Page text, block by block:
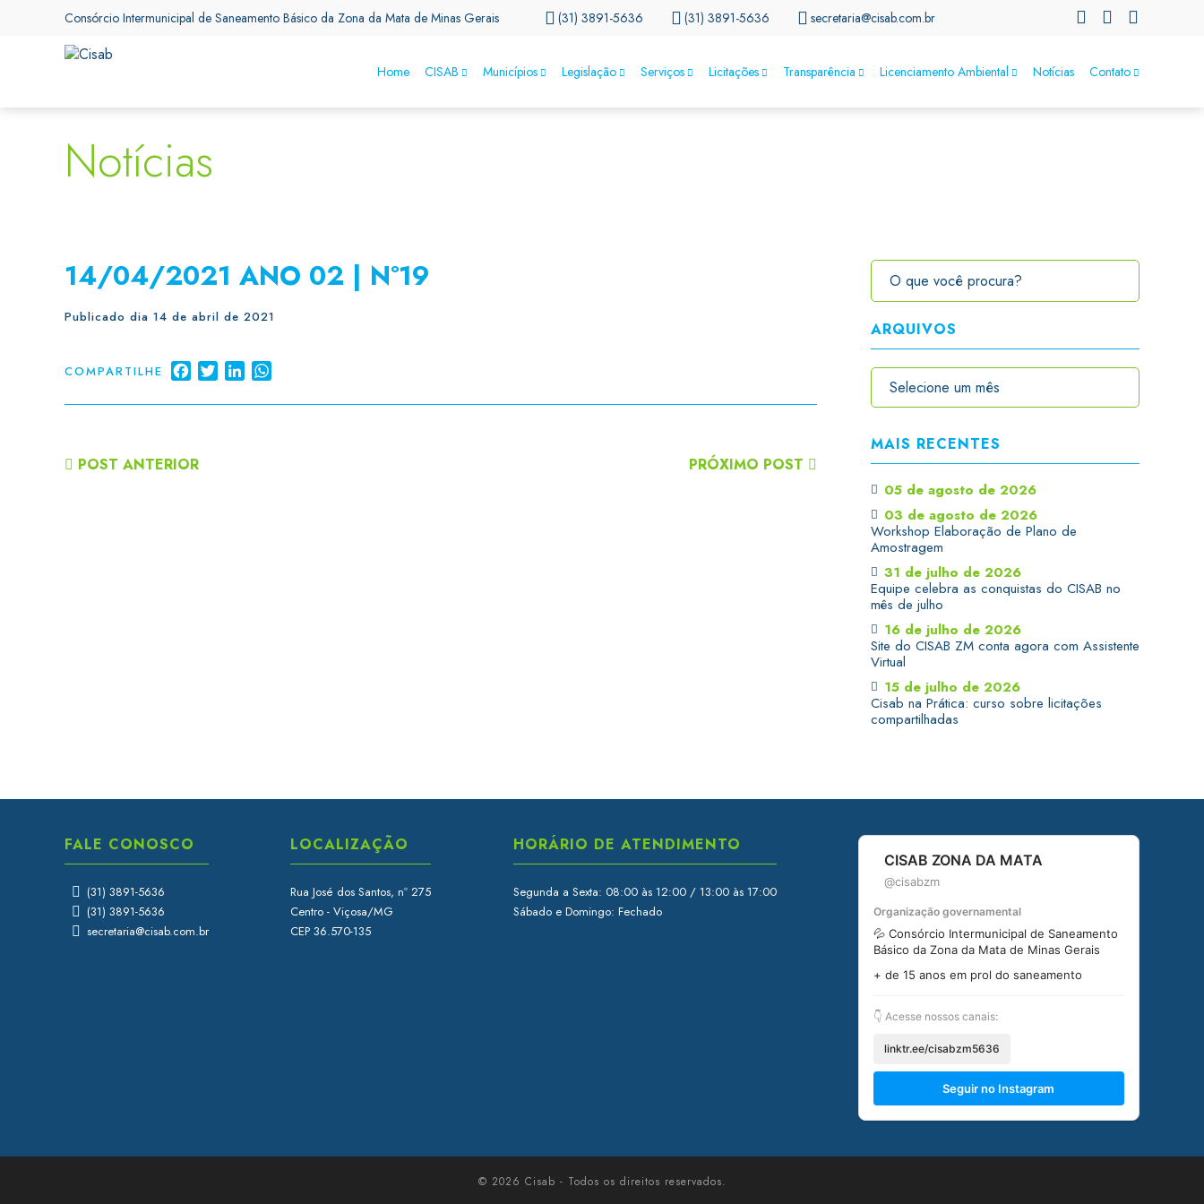
Consórcio Intermunicipal de Saneamento Básico da Zona da Mata de Minas Gerais (31) 3891-5636 (31) 3891-5636 secretaria@cisab.com.br
Home CISAB Municípios Legislação Serviços Licitações Transparência Licenciamento Ambiental Notícias Contato
Notícias
14/04/2021 ANO 02 | Nº19
Publicado dia 14 de abril de 2021
COMPARTILHE FacebookTwitterLinkedIn
POST ANTERIOR PRÓXIMO POST
ARQUIVOS
MAIS RECENTES
05 de agosto de 2026
03 de agosto de 2026
Workshop Elaboração de Plano de
Amostragem
31 de julho de 2026
Equipe celebra as conquistas do CISAB no
mês de julho
16 de julho de 2026
Site do CISAB ZM conta agora com Assistente
Virtual
15 de julho de 2026
Cisab na Prática: curso sobre licitações
compartilhadas
FALE CONOSCO
(31) 3891-5636
(31) 3891-5636
secretaria@cisab.com.br
LOCALIZAÇÃO
Rua José dos Santos, nº 275
Centro - Viçosa/MG
CEP 36.570-135
HORÁRIO DE ATENDIMENTO
Segunda a Sexta: 08:00 às 12:00 / 13:00 às 17:00
Sábado e Domingo: Fechado
CISAB ZONA DA MATA
@cisabzm
Organização governamental
💦 Consórcio Intermunicipal de Saneamento
Básico da Zona da Mata de Minas Gerais
+ de 15 anos em prol do saneamento
👇 Acesse nossos canais:
linktr.ee/cisabzm5636
Seguir no Instagram
© 2026 Cisab - Todos os direitos reservados.